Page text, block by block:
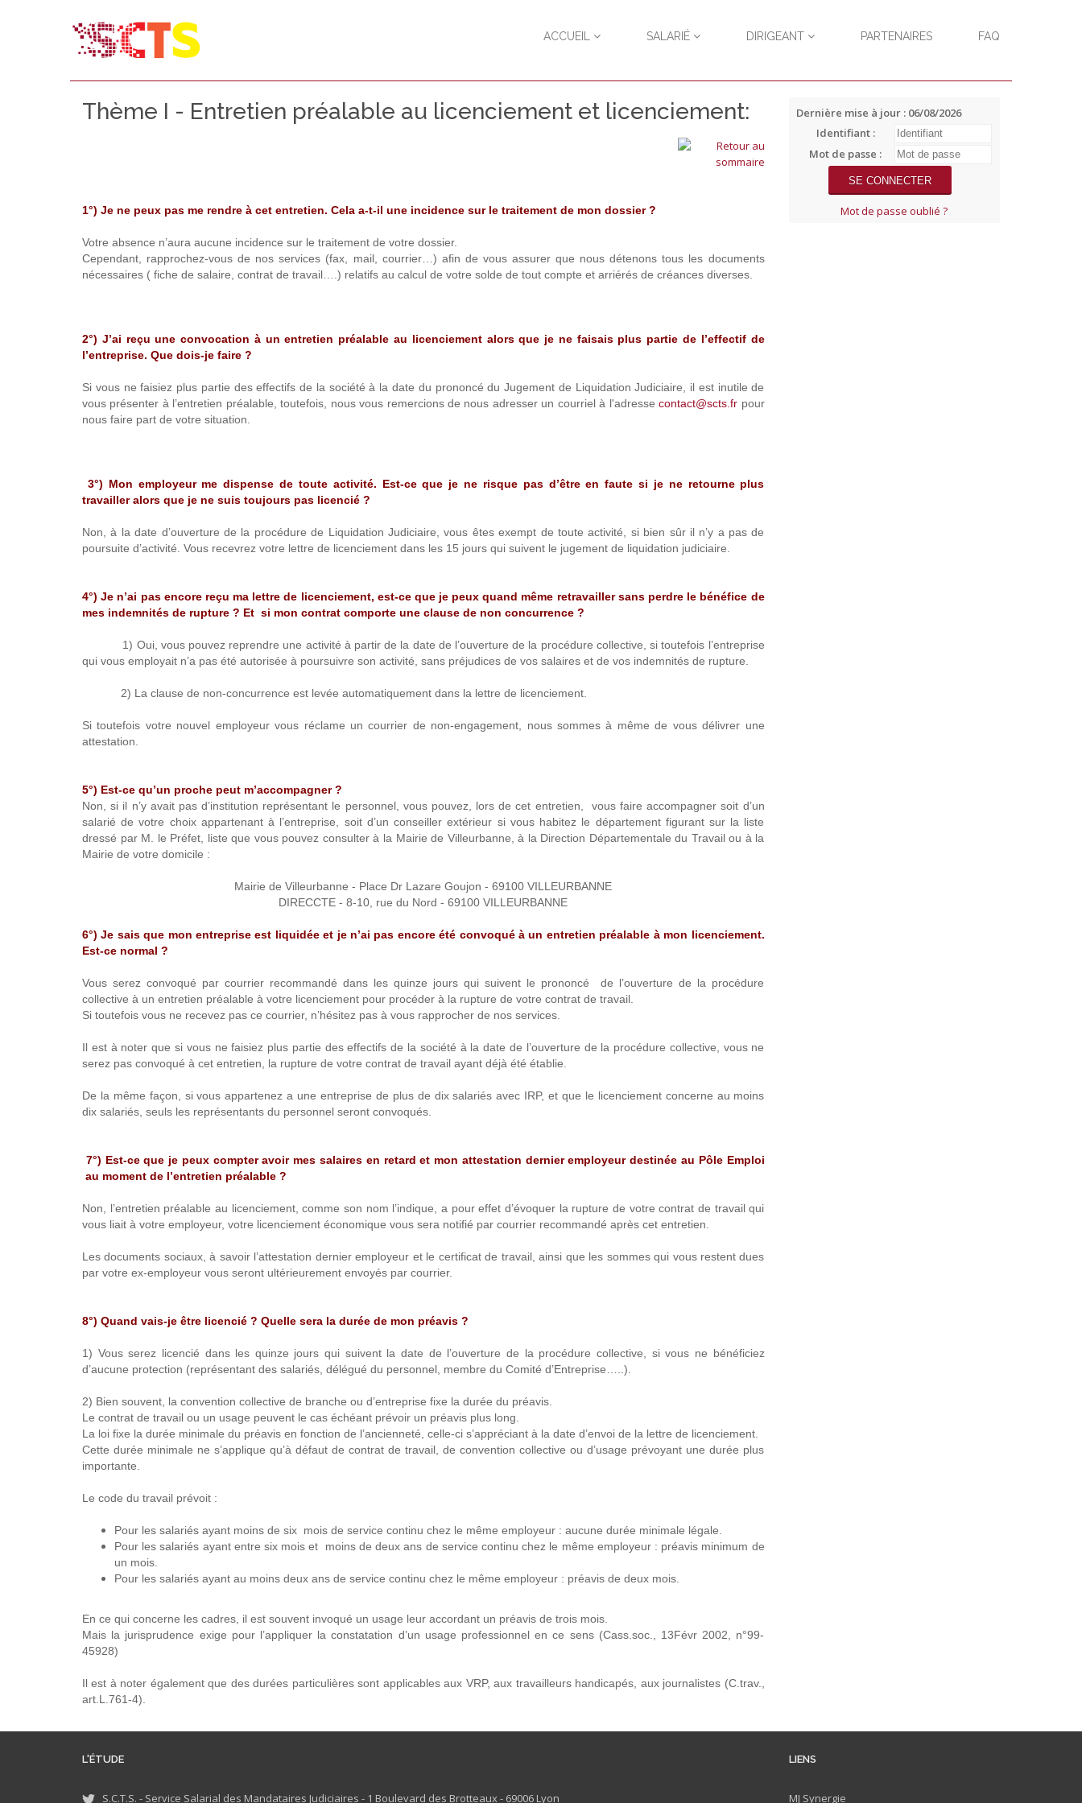
ACCUEIL SALARIÉ DIRIGEANT PARTENAIRES FAQ
Thème I - Entretien préalable au licenciement et licenciement:
1°) Je ne peux pas me rendre à cet entretien. Cela a-t-il une incidence sur le traitement de mon dossier ?
Votre absence n’aura aucune incidence sur le traitement de votre dossier.
Cependant, rapprochez-vous de nos services (fax, mail, courrier…) afin de vous assurer que nous détenons tous les documents
nécessaires ( fiche de salaire, contrat de travail….) relatifs au calcul de votre solde de tout compte et arriérés de créances diverses.
2°) J’ai reçu une convocation à un entretien préalable au licenciement alors que je ne faisais plus partie de l’effectif de
l’entreprise. Que dois-je faire ?
Si vous ne faisiez plus partie des effectifs de la société à la date du prononcé du Jugement de Liquidation Judiciaire, il est inutile de
vous présenter à l’entretien préalable, toutefois, nous vous remercions de nous adresser un courriel à l'adressecontact@scts.fr pour
nous faire part de votre situation.
3°) Mon employeur me dispense de toute activité. Est-ce que je ne risque pas d’être en faute si je ne retourne plus
travailler alors que je ne suis toujours pas licencié ?
Non, à la date d’ouverture de la procédure de Liquidation Judiciaire, vous êtes exempt de toute activité, si bien sûr il n’y a pas de
poursuite d’activité. Vous recevrez votre lettre de licenciement dans les 15 jours qui suivent le jugement de liquidation judiciaire.
4°) Je n’ai pas encore reçu ma lettre de licenciement, est-ce que je peux quand même retravailler sans perdre le bénéfice de
mes indemnités de rupture ? Et si mon contrat comporte une clause de non concurrence ?
1) Oui, vous pouvez reprendre une activité à partir de la date de l’ouverture de la procédure collective, si toutefois l’entreprise
qui vous employait n’a pas été autorisée à poursuivre son activité, sans préjudices de vos salaires et de vos indemnités de rupture.
2) La clause de non-concurrence est levée automatiquement dans la lettre de licenciement.
Si toutefois votre nouvel employeur vous réclame un courrier de non-engagement, nous sommes à même de vous délivrer une
attestation.
5°) Est-ce qu’un proche peut m’accompagner ?
Non, si il n’y avait pas d’institution représentant le personnel, vous pouvez, lors de cet entretien, vous faire accompagner soit d’un
salarié de votre choix appartenant à l’entreprise, soit d’un conseiller extérieur si vous habitez le département figurant sur la liste
dressé par M. le Préfet, liste que vous pouvez consulter à la Mairie de Villeurbanne, à la Direction Départementale du Travail ou à la
Mairie de votre domicile :
Mairie de Villeurbanne - Place Dr Lazare Goujon - 69100 VILLEURBANNE
DIRECCTE - 8-10, rue du Nord - 69100 VILLEURBANNE
6°) Je sais que mon entreprise est liquidée et je n’ai pas encore été convoqué à un entretien préalable à mon licenciement.
Est-ce normal ?
Vous serez convoqué par courrier recommandé dans les quinze jours qui suivent le prononcé de l’ouverture de la procédure
collective à un entretien préalable à votre licenciement pour procéder à la rupture de votre contrat de travail.
Si toutefois vous ne recevez pas ce courrier, n’hésitez pas à vous rapprocher de nos services.
Il est à noter que si vous ne faisiez plus partie des effectifs de la société à la date de l’ouverture de la procédure collective, vous ne
serez pas convoqué à cet entretien, la rupture de votre contrat de travail ayant déjà été établie.
De la même façon, si vous appartenez a une entreprise de plus de dix salariés avec IRP, et que le licenciement concerne au moins
dix salariés, seuls les représentants du personnel seront convoqués.
7°) Est-ce que je peux compter avoir mes salaires en retard et mon attestation dernier employeur destinée au Pôle Emploi
au moment de l’entretien préalable ?
Non, l’entretien préalable au licenciement, comme son nom l’indique, a pour effet d’évoquer la rupture de votre contrat de travail qui
vous liait à votre employeur, votre licenciement économique vous sera notifié par courrier recommandé après cet entretien.
Les documents sociaux, à savoir l’attestation dernier employeur et le certificat de travail, ainsi que les sommes qui vous restent dues
par votre ex-employeur vous seront ultérieurement envoyés par courrier.
8°) Quand vais-je être licencié ? Quelle sera la durée de mon préavis ?
1) Vous serez licencié dans les quinze jours qui suivent la date de l’ouverture de la procédure collective, si vous ne bénéficiez
d’aucune protection (représentant des salariés, délégué du personnel, membre du Comité d’Entreprise…..).
2) Bien souvent, la convention collective de branche ou d’entreprise fixe la durée du préavis.
Le contrat de travail ou un usage peuvent le cas échéant prévoir un préavis plus long.
La loi fixe la durée minimale du préavis en fonction de l’ancienneté, celle-ci s’appréciant à la date d’envoi de la lettre de licenciement.
Cette durée minimale ne s’applique qu’à défaut de contrat de travail, de convention collective ou d’usage prévoyant une durée plus
importante.
Le code du travail prévoit :
Pour les salariés ayant moins de six mois de service continu chez le même employeur : aucune durée minimale légale.
Pour les salariés ayant entre six mois et moins de deux ans de service continu chez le même employeur : préavis minimum de
un mois.
Pour les salariés ayant au moins deux ans de service continu chez le même employeur : préavis de deux mois.
En ce qui concerne les cadres, il est souvent invoqué un usage leur accordant un préavis de trois mois.
Mais la jurisprudence exige pour l’appliquer la constatation d’un usage professionnel en ce sens (Cass.soc., 13Févr 2002, n°99-
45928)
Il est à noter également que des durées particulières sont applicables aux VRP, aux travailleurs handicapés, aux journalistes (C.trav.,
art.L.761-4).
Dernière mise à jour : 06/08/2026
Identifiant :
Mot de passe :
Mot de passe oublié ?
L'ÉTUDE
S.C.T.S. - Service Salarial des Mandataires Judiciaires - 1 Boulevard des Brotteaux - 69006 Lyon
LIENS
MJ Synergie